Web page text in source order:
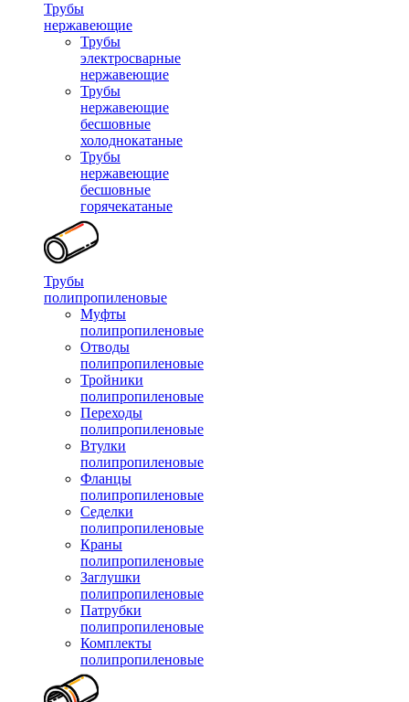
Трубы
нержавеющие
Трубы
электросварные
нержавеющие
Трубы
нержавеющие
бесшовные
холоднокатаные
Трубы
нержавеющие
бесшовные
горячекатаные
Трубы
полипропиленовые
Муфты
полипропиленовые
Отводы
полипропиленовые
Тройники
полипропиленовые
Переходы
полипропиленовые
Втулки
полипропиленовые
Фланцы
полипропиленовые
Седелки
полипропиленовые
Краны
полипропиленовые
Заглушки
полипропиленовые
Патрубки
полипропиленовые
Комплекты
полипропиленовые